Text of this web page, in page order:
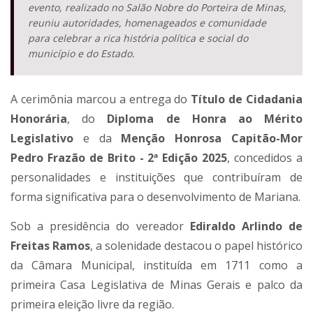
evento, realizado no Salão Nobre do Porteira de Minas,
reuniu autoridades, homenageados e comunidade
para celebrar a rica história política e social do
município e do Estado.
A cerimônia marcou a entrega do Título de Cidadania
Honorária, do Diploma de Honra ao Mérito
Legislativo e da Menção Honrosa Capitão-Mor
Pedro Frazão de Brito - 2ª Edição 2025, concedidos a
personalidades e instituições que contribuíram de
forma significativa para o desenvolvimento de Mariana.
Sob a presidência do vereador Ediraldo Arlindo de
Freitas Ramos, a solenidade destacou o papel histórico
da Câmara Municipal, instituída em 1711 como a
primeira Casa Legislativa de Minas Gerais e palco da
primeira eleição livre da região.